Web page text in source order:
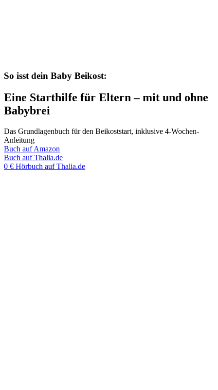
So isst dein Baby Beikost:
Eine Starthilfe für Eltern – mit und ohne
Babybrei
Das Grundlagenbuch für den Beikoststart, inklusive 4-Wochen-
Anleitung
Buch auf Amazon
Buch auf Thalia.de
0 € Hörbuch auf Thalia.de